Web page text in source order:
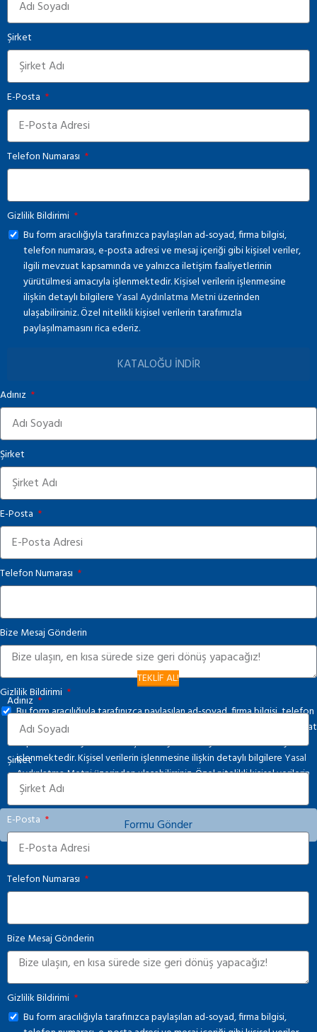
Şirket
E-Posta
Telefon Numarası
Gizlilik Bildirimi
Bu form aracılığıyla tarafınızca paylaşılan ad-soyad, firma bilgisi,
telefon numarası, e-posta adresi ve mesaj içeriği gibi kişisel veriler,
ilgili mevzuat kapsamında ve yalnızca iletişim faaliyetlerinin
yürütülmesi amacıyla işlenmektedir. Kişisel verilerin işlenmesine
ilişkin detaylı bilgilereYasal Aydınlatma Metniüzerinden
ulaşabilirsiniz. Özel nitelikli kişisel verilerin tarafımızla
paylaşılmamasını rica ederiz.
KATALOĞU İNDİR
Adınız
Şirket
E-Posta
Telefon Numarası
Bize Mesaj Gönderin
Gizlilik Bildirimi
Bu form aracılığıyla tarafınızca paylaşılan ad-soyad, firma bilgisi, telefon
numarası, e-posta adresi ve mesaj içeriği gibi kişisel veriler, ilgili mevzuat
kapsamında ve yalnızca iletişim faaliyetlerinin yürütülmesi amacıyla
işlenmektedir. Kişisel verilerin işlenmesine ilişkin detaylı bilgilereYasal
Aydınlatma Metniüzerinden ulaşabilirsiniz. Özel nitelikli kişisel verilerin
tarafımızla paylaşılmamasını rica ederiz.
Formu Gönder
TEKLİF AL!
Adınız
Şirket
E-Posta
Telefon Numarası
Bize Mesaj Gönderin
Gizlilik Bildirimi
Bu form aracılığıyla tarafınızca paylaşılan ad-soyad, firma bilgisi,